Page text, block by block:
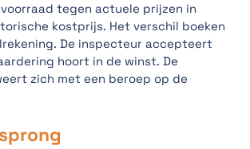
tegen actuele prijzen in
kostprijs. Het verschil boeken
De inspecteur accepteert
hoort in de winst. De
zich met een beroep op de